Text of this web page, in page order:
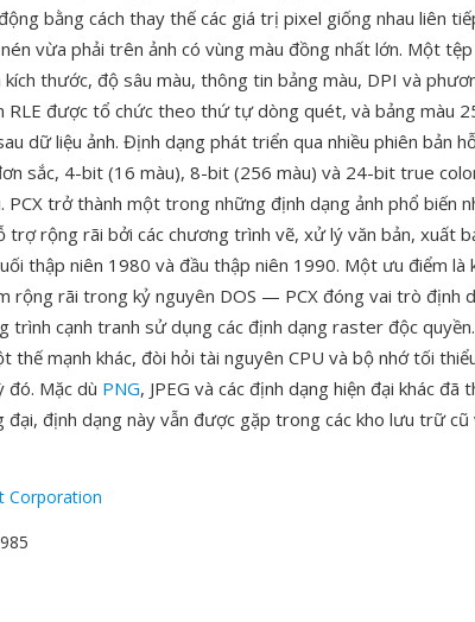
bằng cách thay thế các giá trị pixel giống nhau liên
vừa phải trên ảnh có vùng màu đồng nhất lớn. Một
thước, độ sâu màu, thông tin bảng màu, DPI và
RLE được tổ chức theo thứ tự dòng quét, và bảng màu
dữ liệu ảnh. Định dạng phát triển qua nhiều phiên bản
sắc, 4-bit (16 màu), 8-bit (256 màu) và 24-bit true
PCX trở thành một trong những định dạng ảnh phổ biến
trợ rộng rãi bởi các chương trình vẽ, xử lý văn bản, xuất
thập niên 1980 và đầu thập niên 1990. Một ưu điểm là
rộng rãi trong kỷ nguyên DOS — PCX đóng vai trò định
trình cạnh tranh sử dụng các định dạng raster độc
thế mạnh khác, đòi hỏi tài nguyên CPU và bộ nhớ tối
đó. Mặc dù PNG, JPEG và các định dạng hiện đại khác đã
định dạng này vẫn được gặp trong các kho lưu trữ cũ
Corporation